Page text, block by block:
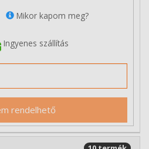
Mikor kapom meg?
Ingyenes szállítás
rendelhető